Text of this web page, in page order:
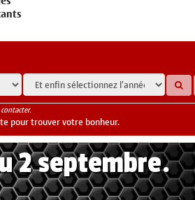
pour trouver votre bonheur.
2 septembre.